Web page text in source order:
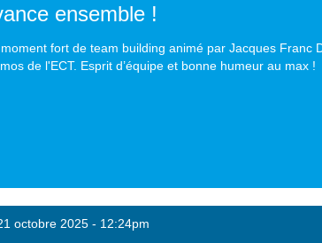
ensemble !
fort de team building animé par Jacques Franc
de l'ECT. Esprit d’équipe et bonne humeur au max !
octobre 2025 - 12:24pm